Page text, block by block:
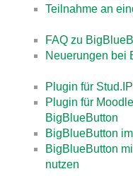
Teilnahme an
FAQ zu
Neuerungen bei
Plugin für
Plugin für
BigBlueButton
BigBlueButton
BigBlueButton
nutzen